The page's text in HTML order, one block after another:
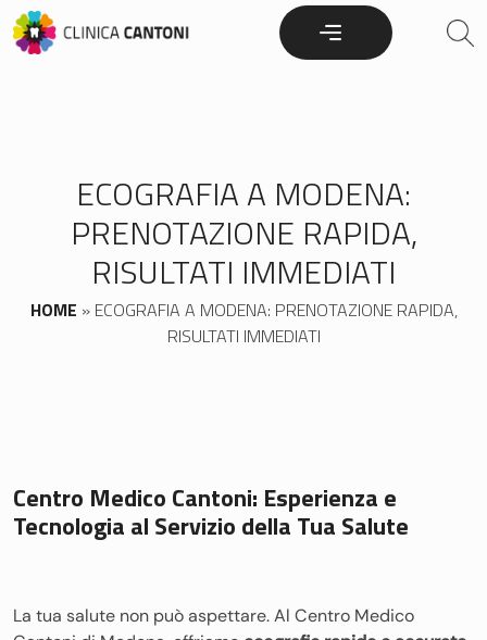
Skip
to
ECOGRAFIA A MODENA:
PRENOTAZIONE RAPIDA,
RISULTATI IMMEDIATI
HOME » ECOGRAFIA A MODENA: PRENOTAZIONE RAPIDA,
RISULTATI IMMEDIATI
Centro Medico Cantoni: Esperienza e
Tecnologia al Servizio della Tua Salute
La tua salute non può aspettare. Al Centro Medico